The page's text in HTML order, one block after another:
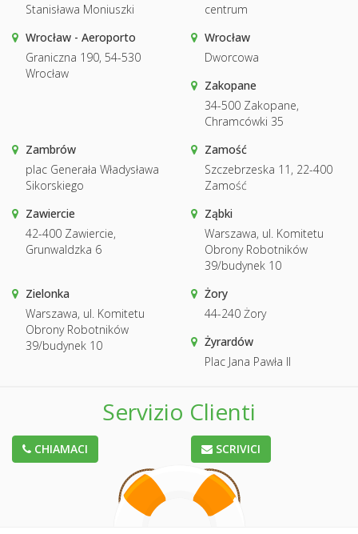
Stanisława Moniuszki
centrum
Wrocław - Aeroporto
Graniczna 190, 54-530
Wrocław
Wrocław
Dworcowa
Zakopane
34-500 Zakopane,
Chramcówki 35
Zambrów
plac Generała Władysława
Sikorskiego
Zamość
Szczebrzeska 11, 22-400
Zamość
Zawiercie
42-400 Zawiercie,
Grunwaldzka 6
Ząbki
Warszawa, ul. Komitetu
Obrony Robotników
39/budynek 10
Zielonka
Warszawa, ul. Komitetu
Obrony Robotników
39/budynek 10
Żory
44-240 Żory
Żyrardów
Plac Jana Pawła II
Servizio Clienti
CHIAMACI SCRIVICI